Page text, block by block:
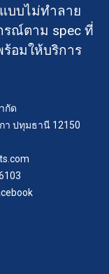
บบไม่ทำลาย
รณ์ตาม spec ที่
อมให้บริการ
กัด
า ปทุมธานี 12150